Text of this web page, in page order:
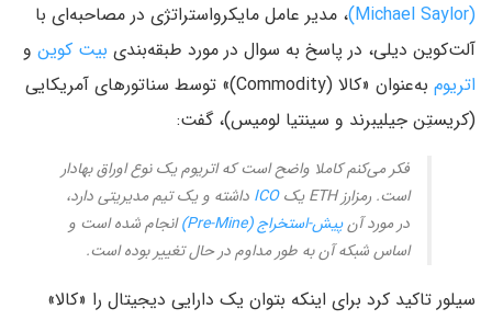
(Michael Saylor)
، مدیر عامل مایکرواستراتژی در مصاحبه‌ای با
آلت‌کوین دیلی، در پاسخ به سوال در مورد طبقه‌بندی بیت کوین و
اتریوم
به‌عنوان «کالا (Commodity)» توسط سناتورهای آمریکایی
(کریستِن جیلیبرند و سینتیا لومیس)، گفت:
فکر می‌کنم کاملا واضح است که اتریوم یک نوع اوراق بهادار
است. رمزارز ETH یک
ICO داشته و یک تیم مدیریتی دارد،
در مورد آنپیش-استخراج (Pre-Mine)
انجام شده است و
اساس شبکه آن به طور مداوم در حال تغییر بوده است.
سیلور تاکید کرد برای اینکه بتوان یک دارایی دیجیتال را «کالا»